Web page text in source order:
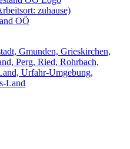
zuhause)
OÖ
Gmunden, Grieskirchen,
Perg, Ried, Rohrbach,
Urfahr-Umgebung,
Land